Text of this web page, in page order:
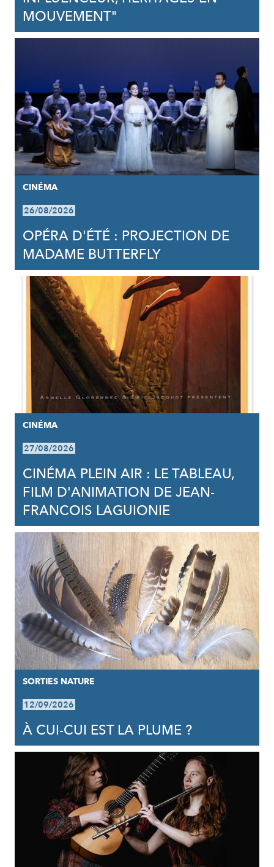
MOUVEMENT"
CINÉMA
26/08/2026
OPÉRA D'ÉTÉ : PROJECTION DE
MADAME BUTTERFLY
CINÉMA
27/08/2026
CINÉMA PLEIN AIR : LE TABLEAU,
FILM D'ANIMATION DE JEAN-
FRANCOIS LAGUIONIE
SORTIES NATURE
12/09/2026
À CUI-CUI EST LA PLUME ?